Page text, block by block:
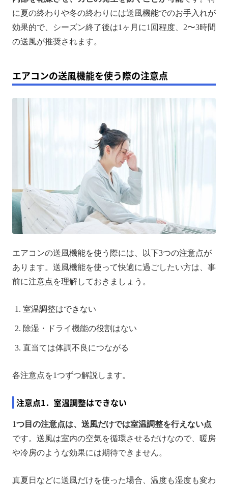
に夏の終わりや冬の終わりには送風機能でのお手入れが
効果的で、シーズン終了後は1ヶ月に1回程度、2〜3時間
の送風が推奨されます。
エアコンの送風機能を使う際の注意点
エアコンの送風機能を使う際には、以下3つの注意点が
あります。送風機能を使って快適に過ごしたい方は、事
前に注意点を理解しておきましょう。
室温調整はできない
除湿・ドライ機能の役割はない
直当ては体調不良につながる
各注意点を1つずつ解説します。
注意点1．室温調整はできない
1つ目の注意点は、送風だけでは室温調整を行えない点
です。送風は室内の空気を循環させるだけなので、暖房
や冷房のような効果には期待できません。
真夏日などに送風だけを使った場合、温度も湿度も変わ